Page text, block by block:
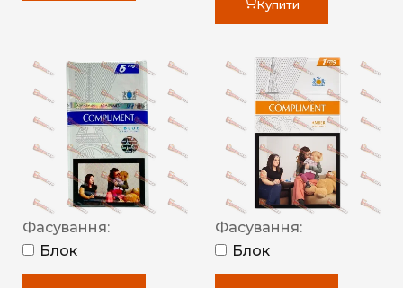
Купити
Фасування:
Блок
Фасування:
Блок